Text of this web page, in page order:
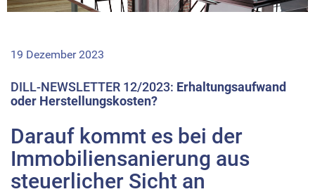
19 Dezember 2023
DILL-NEWSLETTER 12/2023: Erhaltungsaufwand
oder Herstellungskosten?
Darauf kommt es bei der
Immobiliensanierung aus
steuerlicher Sicht an